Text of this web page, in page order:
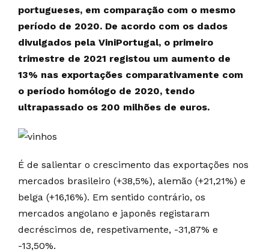
portugueses, em comparação com o mesmo
período de 2020. De acordo com os dados
divulgados pela ViniPortugal, o primeiro
trimestre de 2021 registou um aumento de
13% nas exportações comparativamente com
o período homólogo de 2020, tendo
ultrapassado os 200 milhões de euros.
É de salientar o crescimento das exportações nos
mercados brasileiro (+38,5%), alemão (+21,21%) e
belga (+16,16%). Em sentido contrário, os
mercados angolano e japonês registaram
decréscimos de, respetivamente, -31,87% e
-13,50%.